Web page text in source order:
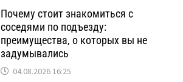
Почему стоит знакомиться с
соседями по подъезду:
преимущества, о которых вы не
задумывались
04.08.2026 16:25